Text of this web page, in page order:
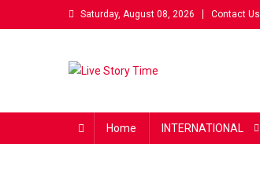
to
Saturday, August 08, 2026 Contact Us
Home INTERNATIONAL